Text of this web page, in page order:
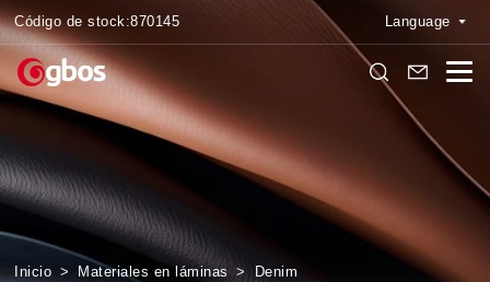
Código de stock:870145 Language
Inicio > Materiales en láminas > Denim